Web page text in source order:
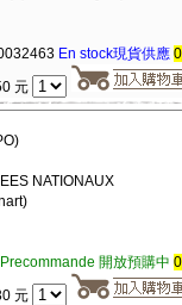
En stock現貨供應
元
NATIONAUX
Precommande 開放預購中
元